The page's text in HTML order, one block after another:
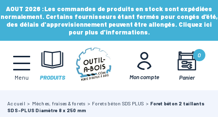
AOUT 2026 :Les commandes de produits en stock sont expédiées
normalement. Certains fournisseurs étant fermés pour congés d'été,
des délais d'approvisionnement peuvent être allongés. Cliquez ici
pour plus d'informations.
Menu PRODUITS Mon compte Panier
0
MÈCHES, FRAISES & FORETS
LAMES & DISQUES
CONSOMMABLES
Accueil Mèches, fraises & forets Forets béton SDS PLUS
Foret béton 2 taillants
SDS-PLUS Diamètre 8 x 250 mm